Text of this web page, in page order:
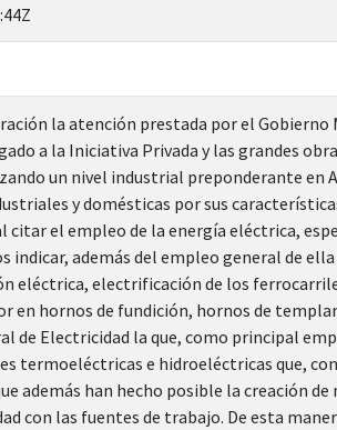
la atención prestada por el
a la Iniciativa Privada y las grandes
un nivel industrial preponderante en
y domésticas por sus
citar el empleo de la energía eléctrica,
indicar, además del empleo general de
eléctrica, electrificación de los
en hornos de fundición, hornos de
de Electricidad la que, como principal
termoeléctricas e hidroeléctricas que,
además han hecho posible la creación
con las fuentes de trabajo. De esta